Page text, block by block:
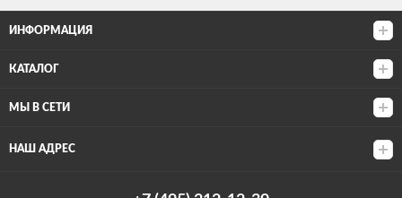
ИНФОРМАЦИЯ
КАТАЛОГ
МЫ В СЕТИ
НАШ АДРЕС